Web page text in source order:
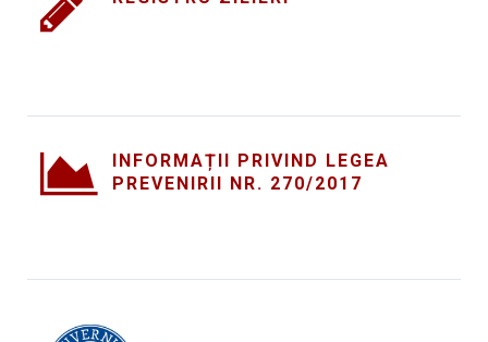
INFORMAȚII PRIVIND LEGEA
PREVENIRII NR. 270/2017